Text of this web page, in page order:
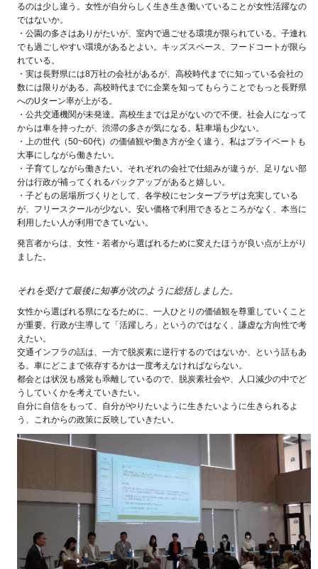
るのは少し違う。女性が自分らしく生き生き働いていることが女性活躍なの
ではないか。
・公園の多さはありがたいが、室内で過ごせる環境が限られている。子連れ
でも過ごしやすい環境があるとよい。キッズスペース、フードコートが限ら
れている。
・実は長野県には8万社の会社があるが、高校時代までに知っている会社の
数には限りがある。高校時代までに企業を知ってもらうことでもっと長野県
へのUターン率が上がる。
・公共交通機関が未発達。高校生までは足がないので不便。社会人になって
からは車を持ったが、渋滞の多さが気になる。駐車場も少ない。
・上の世代（50~60代）の価値観や働き方が全く違う。私はプライベートも
大事にしながら働きたい。
・子育てしながら働きたい。それぞれの会社で仕組みが違うが、足りない部
分は行政が補ってくれるバックアップがあると嬉しい。
・子どもの居場所づくりとして、各学校にセンタープラザは充実している
が、フリースクールが少ない。安い価格で利用できるところがなく、本当に
利用したい人が利用できていない。
発言者からは、女性・若者から選ばれるために変えたほうが良い点が上がり
ました。
それを受けて最後に知事が次のように総括しました。
女性から選ばれる県になるために、一人ひとりの価値観を尊重していくこと
が重要。行政が主導して「活躍しろ」というのではなく、謙虚な方向性で考
えたい。
交通インフラの話は、一方で脱炭素に逆行するのではないか、という話もあ
る。車にどこまで依存するかは一度考えなければならない。
都会とは状況も感覚も乖離しているので、脱炭素社会や、人口減少の中でど
うしていくかを考えていきたい。
自分に自信をもって、自分がやりたいように生きたいように生きられるよ
う、これからの政策に反映していきたい。